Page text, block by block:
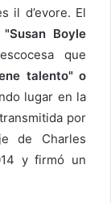
il d’evore. El
"Susan Boyle
que
talento" o
lugar en la
por
de Charles
y firmó un